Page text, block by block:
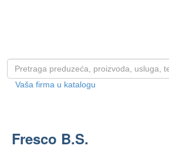
Vaša firma u katalogu
Fresco B.S.